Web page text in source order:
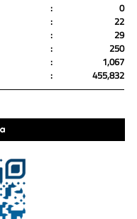
:
:
:
:
:
:
0
22
29
250
1,067
455,832